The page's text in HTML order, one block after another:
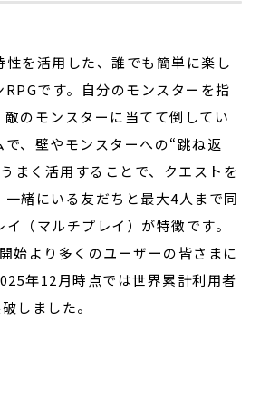
性を活用した、誰でも簡単に楽し
です。自分のモンスターを指
のモンスターに当てて倒してい
で、壁やモンスターへの“跳ね返
まく活用することで、クエストを
緒にいる友だちと最大4人まで同
（マルチプレイ）が特徴です。
始より多くのユーザーの皆さまに
年12月時点では世界累計利用者
しました。